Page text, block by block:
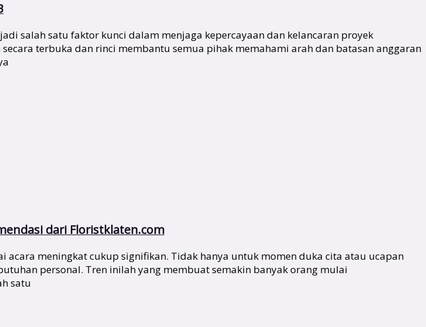
salah satu faktor kunci dalam menjaga kepercayaan dan kelancaran proyek
terbuka dan rinci membantu semua pihak memahami arah dan batasan anggaran
dari Floristklaten.com
meningkat cukup signifikan. Tidak hanya untuk momen duka cita atau ucapan
personal. Tren inilah yang membuat semakin banyak orang mulai
satu